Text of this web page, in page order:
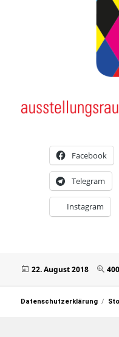
Facebook
Telegram
Instagram
Veröffentlicht
22. August 2018
Datenschutzerklärung